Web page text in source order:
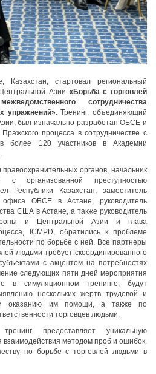
стартовал региональный
Азии «Борьба с торговлей
сотрудничества
упражнений» . Тренинг, объединяющий
был изначально разработан ОБСЕ и
процесса в сотрудничестве с
более 120 участников в Академии
органов, начальник
организованной преступностью
Республики Казахстан, заместитель
офиса ОБСЕ в Астане, руководитель
США в Астане, а также руководитель
и Центральной Азии и глава
ICMPD, обратились к проблеме
по борьбе с ней. Все партнеры
людьми требует скоординированного
с акцентом на потребностях
следующих пяти дней мероприятия
в симуляционном тренинге, будут
нескольких жертв трудовой и
и оказанию им помощи, а также по
торговцев людьми.
предоставляет уникальную
методом проб и ошибок,
по борьбе с торговлей людьми в